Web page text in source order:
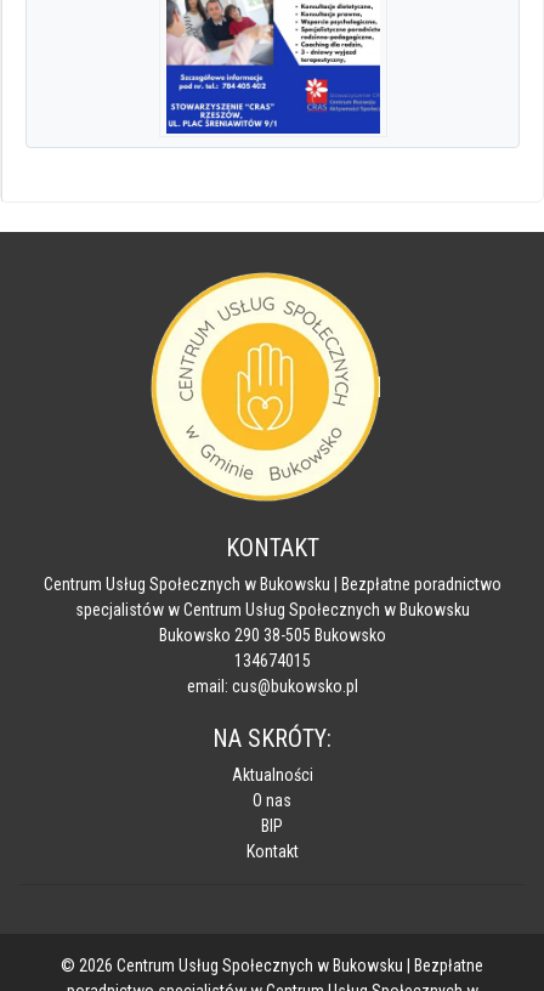
KONTAKT
Centrum Usług Społecznych w Bukowsku | Bezpłatne poradnictwo
specjalistów w Centrum Usług Społecznych w Bukowsku
Bukowsko 290 38-505 Bukowsko
134674015
email: cus@bukowsko.pl
NA SKRÓTY:
Aktualności
O nas
BIP
Kontakt
© 2026 Centrum Usług Społecznych w Bukowsku | Bezpłatne